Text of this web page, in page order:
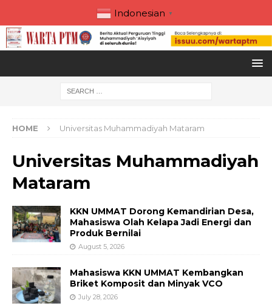
Indonesian ▼
HOME Universitas Muhammadiyah Mataram
Universitas Muhammadiyah
Mataram
KKN UMMAT Dorong Kemandirian Desa,
Mahasiswa Olah Kelapa Jadi Energi dan
Produk Bernilai
August 5, 2026
Mahasiswa KKN UMMAT Kembangkan
Briket Komposit dan Minyak VCO
July 28, 2026